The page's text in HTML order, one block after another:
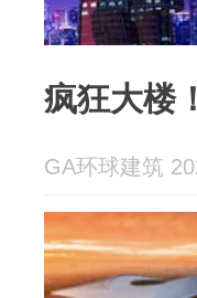
疯狂大楼
GA环球建筑